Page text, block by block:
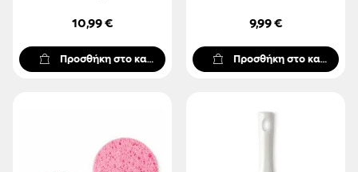
10,99 €
Προσθήκη στο καλάθι
9,99 €
Προσθήκη στο καλάθι